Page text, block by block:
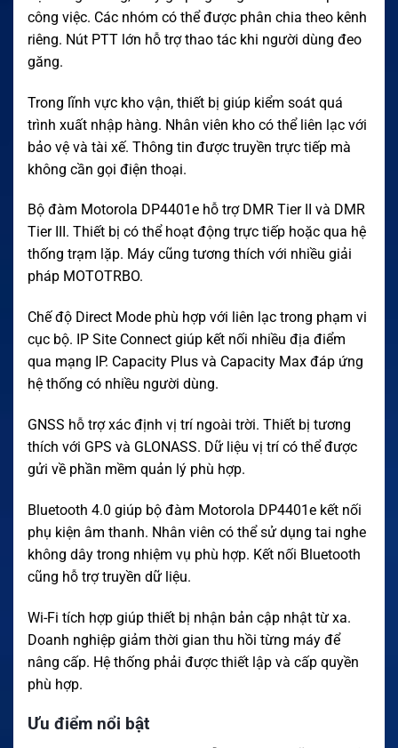
công việc. Các nhóm có thể được phân chia theo kênh
riêng. Nút PTT lớn hỗ trợ thao tác khi người dùng đeo
găng.
Trong lĩnh vực kho vận, thiết bị giúp kiểm soát quá
trình xuất nhập hàng. Nhân viên kho có thể liên lạc với
bảo vệ và tài xế. Thông tin được truyền trực tiếp mà
không cần gọi điện thoại.
Bộ đàm Motorola DP4401e hỗ trợ DMR Tier II và DMR
Tier III. Thiết bị có thể hoạt động trực tiếp hoặc qua hệ
thống trạm lặp. Máy cũng tương thích với nhiều giải
pháp MOTOTRBO.
Chế độ Direct Mode phù hợp với liên lạc trong phạm vi
cục bộ. IP Site Connect giúp kết nối nhiều địa điểm
qua mạng IP. Capacity Plus và Capacity Max đáp ứng
hệ thống có nhiều người dùng.
GNSS hỗ trợ xác định vị trí ngoài trời. Thiết bị tương
thích với GPS và GLONASS. Dữ liệu vị trí có thể được
gửi về phần mềm quản lý phù hợp.
Bluetooth 4.0 giúp bộ đàm Motorola DP4401e kết nối
phụ kiện âm thanh. Nhân viên có thể sử dụng tai nghe
không dây trong nhiệm vụ phù hợp. Kết nối Bluetooth
cũng hỗ trợ truyền dữ liệu.
Wi-Fi tích hợp giúp thiết bị nhận bản cập nhật từ xa.
Doanh nghiệp giảm thời gian thu hồi từng máy để
nâng cấp. Hệ thống phải được thiết lập và cấp quyền
phù hợp.
Ưu điểm nổi bật